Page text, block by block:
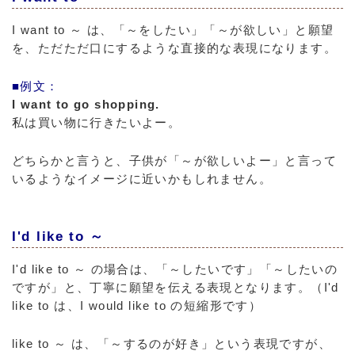
I want to ～ は、「～をしたい」「～が欲しい」と願望
を、ただただ口にするような直接的な表現になります。
■例文：
I want to go shopping.
私は買い物に行きたいよー。
どちらかと言うと、子供が「～が欲しいよー」と言って
いるようなイメージに近いかもしれません。
I'd like to ～
I'd like to ～ の場合は、「～したいです」「～したいの
ですが」と、丁寧に願望を伝える表現となります。（I'd
like to は、I would like to の短縮形です）
like to ～ は、「～するのが好き」という表現ですが、